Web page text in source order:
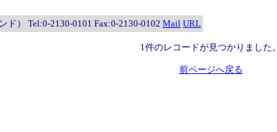
ド） Tel:0-2130-0101 Fax:0-2130-0102 Mail URL
1件のレコードが見つかりました。
前ページへ戻る